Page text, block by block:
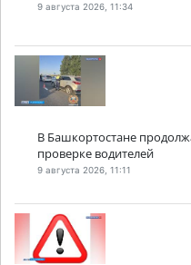
9 августа 2026, 11:34
В Башкортостане
проверке водителей
9 августа 2026, 11:11